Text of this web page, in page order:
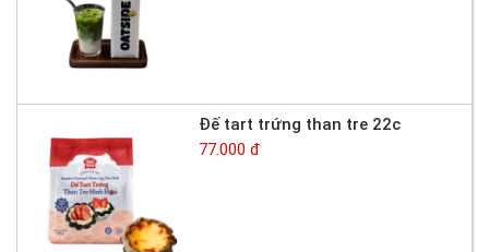
Đế tart trứng than tre 22c
77.000 đ